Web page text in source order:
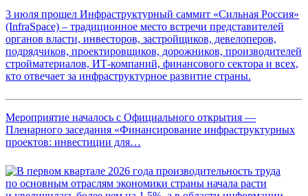
3 июля прошел Инфраструктурный саммит «Сильная Россия»
(InfraSpace) – традиционное место встречи представителей
органов власти, инвесторов, застройщиков, девелоперов,
подрядчиков, проектировщиков, дорожников, производителей
стройматериалов, ИТ-компаний, финансового сектора и всех,
кто отвечает за инфраструктурное развитие страны.
Мероприятие началось с Официального открытия —
Пленарного заседания «Финансирование инфраструктурных
проектов: инвестиции для…